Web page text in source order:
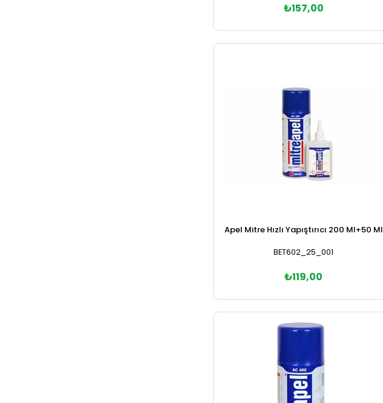
₺157,00
Sepete Ekle
Apel Mitre Hızlı Yapıştırıcı 200 Ml+50 Ml
BET602_25_001
₺119,00
Sepete Ekle